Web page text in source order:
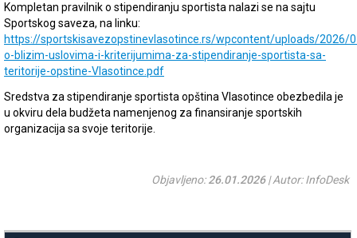
Kompletan pravilnik o stipendiranju sportista nalazi se na sajtu
Sportskog saveza, na linku:
https://sportskisavezopstinevlasotince.rs/wpcontent/uploads/2026/
o-blizim-uslovima-i-kriterijumima-za-stipendiranje-sportista-sa-
teritorije-opstine-Vlasotince.pdf
Sredstva za stipendiranje sportista opština Vlasotince obezbedila je
u okviru dela budžeta namenjenog za finansiranje sportskih
organizacija sa svoje teritorije.
Objavljeno:26.01.2026| Autor: InfoDesk